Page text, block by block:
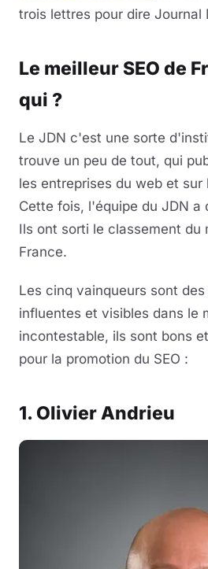
trois lettres pour dire Journal
Le meilleur SEO de
qui ?
Le JDN c'est une sorte
trouve un peu de tout, qui
les entreprises du web et sur
Cette fois, l'équipe du JDN a
Ils ont sorti le classement du
France.
Les cinq vainqueurs sont
influentes et visibles dans le
incontestable, ils sont bons
pour la promotion du SEO :
1. Olivier Andrieu